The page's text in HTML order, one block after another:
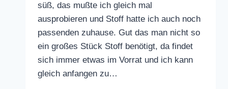
süß, das mußte ich gleich mal
ausprobieren und Stoff hatte ich auch noch
passenden zuhause. Gut das man nicht so
ein großes Stück Stoff benötigt, da findet
sich immer etwas im Vorrat und ich kann
gleich anfangen zu…